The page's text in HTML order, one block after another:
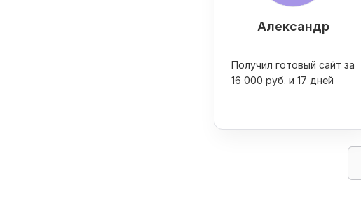
Александр
Получил готовый сайт за
16 000 руб. и 17 дней